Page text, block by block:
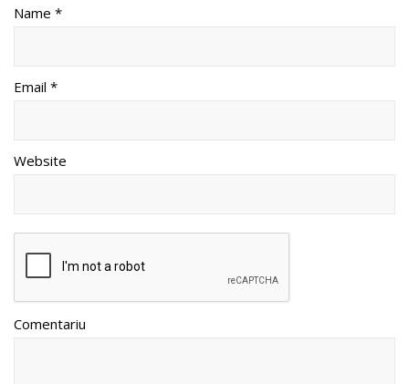
Name *
Email *
Website
Comentariu